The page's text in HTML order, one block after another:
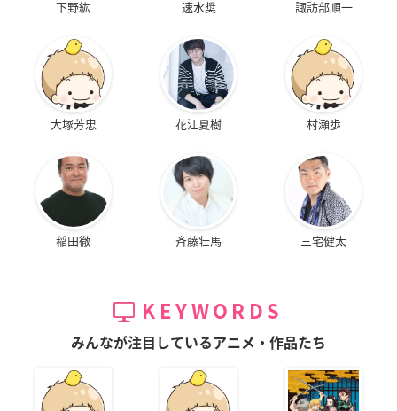
下野紘 速水奨 諏訪部順一
大塚芳忠 花江夏樹 村瀬歩
稲田徹 斉藤壮馬 三宅健太
KEYWORDS
みんなが注目しているアニメ・作品たち